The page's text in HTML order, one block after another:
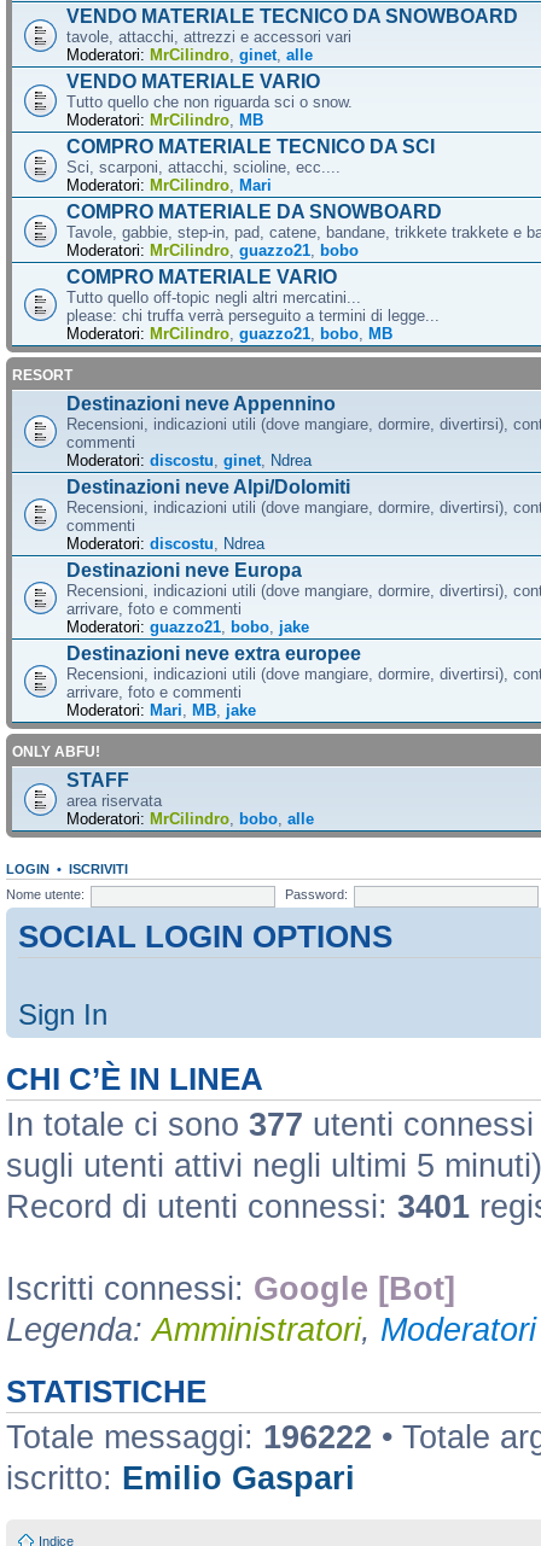
VENDO MATERIALE TECNICO DA SNOWBOARD
tavole, attacchi, attrezzi e accessori vari
Moderatori: MrCilindro ginet alle
VENDO MATERIALE VARIO
Tutto quello che non riguarda sci o snow.
Moderatori: MrCilindro MB
COMPRO MATERIALE TECNICO DA SCI
Sci, scarponi, attacchi, scioline, ecc....
Moderatori: MrCilindro Mari
COMPRO MATERIALE DA SNOWBOARD
Tavole, gabbie, step-in, pad, catene, bandane, trikkete trakkete e
Moderatori: MrCilindro guazzo21 bobo
COMPRO MATERIALE VARIO
Tutto quello off-topic negli altri mercatini...
please: chi truffa verrà perseguito a termini di legge...
Moderatori: MrCilindro guazzo21 bobo MB
RESORT
Destinazioni neve Appennino
Recensioni, indicazioni utili (dove mangiare, dormire, divertirsi),
commenti
Moderatori: discostu ginet Ndrea
Destinazioni neve Alpi/Dolomiti
Recensioni, indicazioni utili (dove mangiare, dormire, divertirsi),
commenti
Moderatori: discostu Ndrea
Destinazioni neve Europa
Recensioni, indicazioni utili (dove mangiare, dormire, divertirsi),
arrivare, foto e commenti
Moderatori: guazzo21 bobo jake
Destinazioni neve extra europee
Recensioni, indicazioni utili (dove mangiare, dormire, divertirsi),
arrivare, foto e commenti
Moderatori: Mari MB jake
ONLY ABFU!
STAFF
area riservata
Moderatori: MrCilindro bobo alle
LOGIN • ISCRIVITI
Nome utente:
Password:
SOCIAL LOGIN OPTIONS
Sign In
CHI C’È IN LINEA
In totale ci sono 377 utenti
sugli utenti attivi negli ultimi 5 minuti)
Record di utenti connessi: 3401
Iscritti connessi: Google [Bot]
Legenda:Amministratori,
STATISTICHE
Totale messaggi: 196222 • Totale
iscritto: Emilio Gaspari
Indice